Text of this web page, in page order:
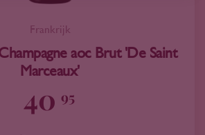
Frankrijk
aoc Brut 'De Saint
Marceaux'
40 95